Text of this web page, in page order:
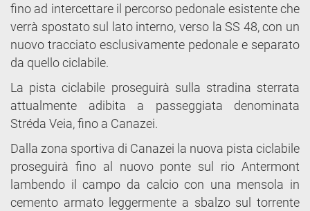
fino ad intercettare il percorso pedonale esistente che
verrà spostato sul lato interno, verso la SS 48, con un
nuovo tracciato esclusivamente pedonale e separato
da quello ciclabile.
La pista ciclabile proseguirà sulla stradina sterrata
attualmente adibita a passeggiata denominata
Stréda Veia, fino a Canazei.
Dalla zona sportiva di Canazei la nuova pista ciclabile
proseguirà fino al nuovo ponte sul rio Antermont
lambendo il campo da calcio con una mensola in
cemento armato leggermente a sbalzo sul torrente